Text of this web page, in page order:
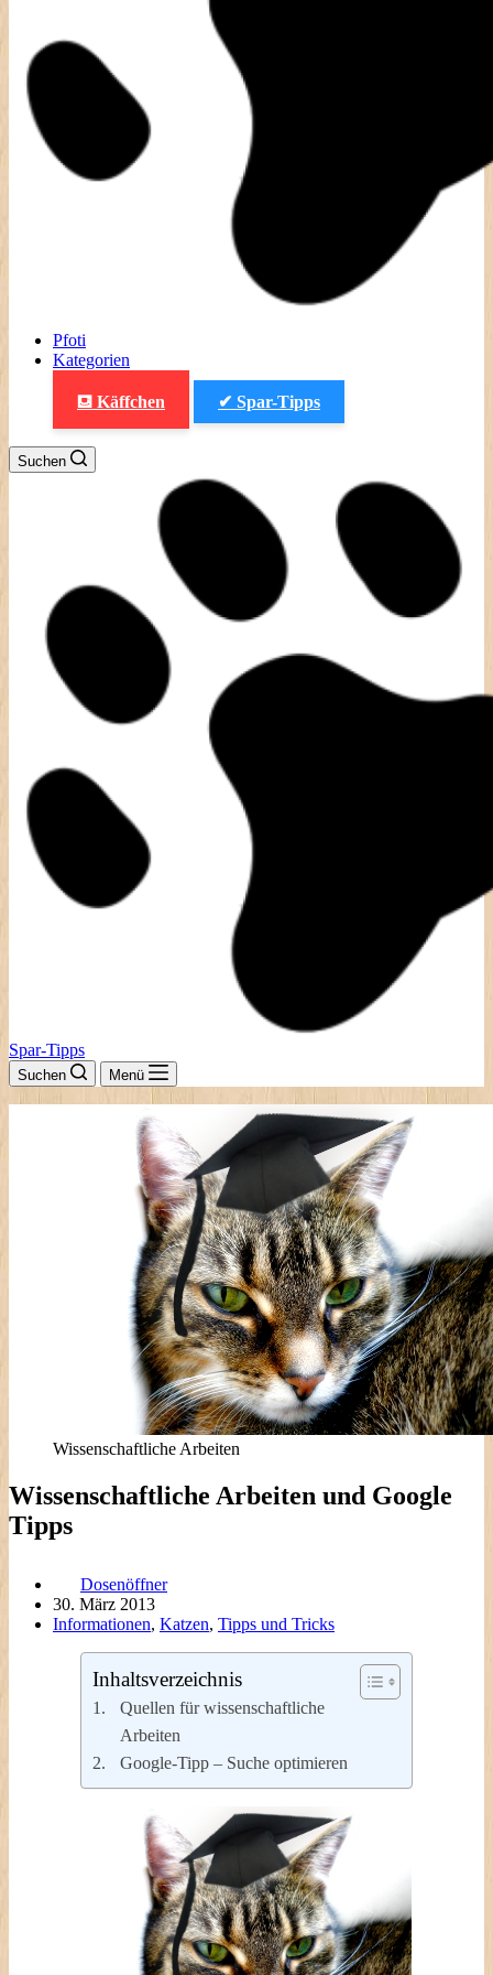
Pfoti
Kategorien
⛾ Käffchen ✔ Spar-Tipps
Suchen
Spar-Tipps
Suchen Menü
Wissenschaftliche Arbeiten
Wissenschaftliche Arbeiten und Google
Tipps
Dosenöffner
30. März 2013
Informationen, Katzen, Tipps und Tricks
Inhaltsverzeichnis
Quellen für wissenschaftliche
Arbeiten
Google-Tipp – Suche optimieren